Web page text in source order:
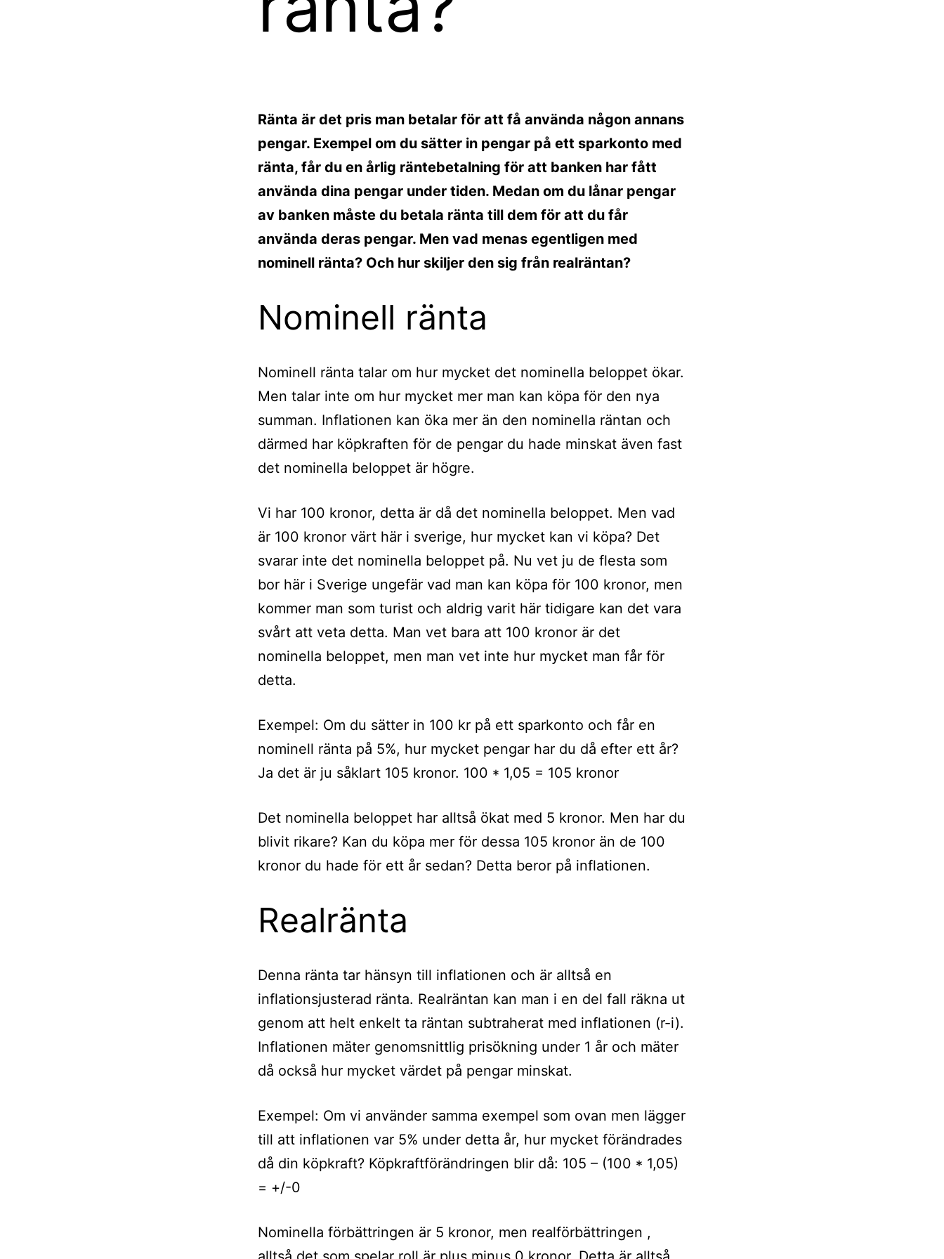
Ränta är det pris man betalar för att få använda någon annans
pengar. Exempel om du sätter in pengar på ett sparkonto med
ränta, får du en årlig räntebetalning för att banken har fått
använda dina pengar under tiden. Medan om du lånar pengar
av banken måste du betala ränta till dem för att du får
använda deras pengar. Men vad menas egentligen med
nominell ränta? Och hur skiljer den sig från realräntan?
Nominell ränta
Nominell ränta talar om hur mycket det nominella beloppet ökar.
Men talar inte om hur mycket mer man kan köpa för den nya
summan. Inflationen kan öka mer än den nominella räntan och
därmed har köpkraften för de pengar du hade minskat även fast
det nominella beloppet är högre.
Vi har 100 kronor, detta är då det nominella beloppet. Men vad
är 100 kronor värt här i sverige, hur mycket kan vi köpa? Det
svarar inte det nominella beloppet på. Nu vet ju de flesta som
bor här i Sverige ungefär vad man kan köpa för 100 kronor, men
kommer man som turist och aldrig varit här tidigare kan det vara
svårt att veta detta. Man vet bara att 100 kronor är det
nominella beloppet, men man vet inte hur mycket man får för
detta.
Exempel: Om du sätter in 100 kr på ett sparkonto och får en
nominell ränta på 5%, hur mycket pengar har du då efter ett år?
Ja det är ju såklart 105 kronor. 100 * 1,05 = 105 kronor
Det nominella beloppet har alltså ökat med 5 kronor. Men har du
blivit rikare? Kan du köpa mer för dessa 105 kronor än de 100
kronor du hade för ett år sedan? Detta beror på inflationen.
Realränta
Denna ränta tar hänsyn till inflationen och är alltså en
inflationsjusterad ränta. Realräntan kan man i en del fall räkna ut
genom att helt enkelt ta räntan subtraherat med inflationen (r-i).
Inflationen mäter genomsnittlig prisökning under 1 år och mäter
då också hur mycket värdet på pengar minskat.
Exempel: Om vi använder samma exempel som ovan men lägger
till att inflationen var 5% under detta år, hur mycket förändrades
då din köpkraft? Köpkraftförändringen blir då: 105 – (100 * 1,05)
= +/-0
Nominella förbättringen är 5 kronor, men realförbättringen ,